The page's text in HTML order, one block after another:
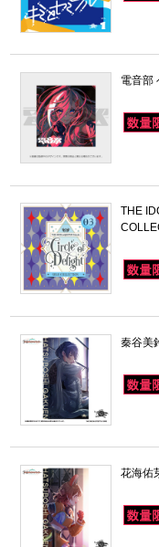
電音部
THE
秦谷美
花海佑